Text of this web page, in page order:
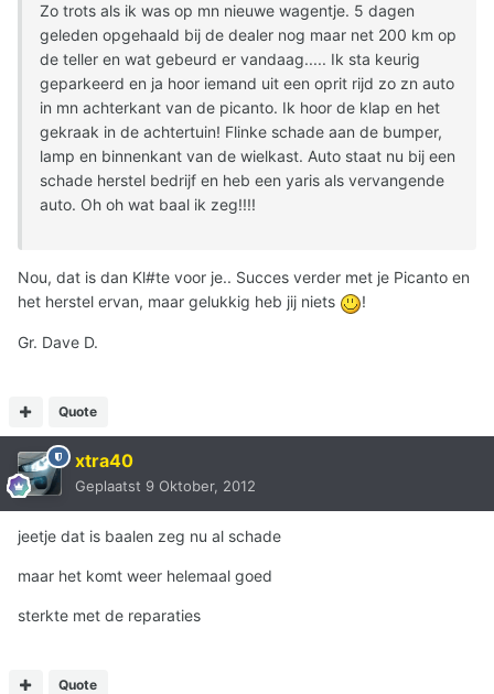
Zo trots als ik was op mn nieuwe wagentje. 5 dagen
geleden opgehaald bij de dealer nog maar net 200 km op
de teller en wat gebeurd er vandaag..... Ik sta keurig
geparkeerd en ja hoor iemand uit een oprit rijd zo zn auto
in mn achterkant van de picanto. Ik hoor de klap en het
gekraak in de achtertuin! Flinke schade aan de bumper,
lamp en binnenkant van de wielkast. Auto staat nu bij een
schade herstel bedrijf en heb een yaris als vervangende
auto. Oh oh wat baal ik zeg!!!!
Nou, dat is dan Kl#te voor je.. Succes verder met je Picanto en
het herstel ervan, maar gelukkig heb jij niets
!
Gr. Dave D.
Quote
xtra40
Geplaatst 9 Oktober, 2012
jeetje dat is baalen zeg nu al schade
maar het komt weer helemaal goed
sterkte met de reparaties
Quote